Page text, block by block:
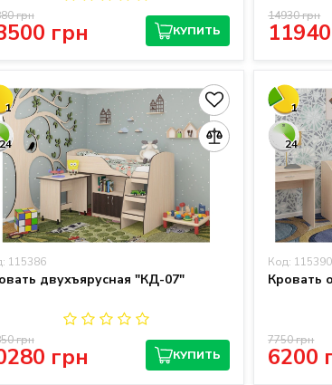
грн
грн
КУПИТЬ
14930 грн
1
24
115386
двухъярусная "КД-07"
грн
грн
КУПИТЬ
1
24
Код: 115390
Кровать
6200
7750 грн